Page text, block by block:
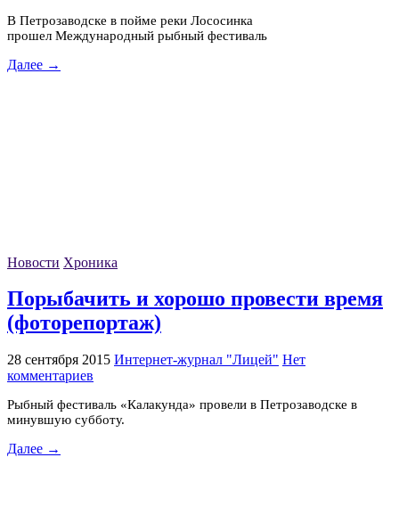
В Петрозаводске в пойме реки Лососинка
прошел Международный рыбный фестиваль
Далее →
Новости Хроника
Порыбачить и хорошо провести время
(фоторепортаж)
28 сентября 2015 Интернет-журнал "Лицей" Нет
комментариев
Рыбный фестиваль «Калакунда» провели в Петрозаводске в
минувшую субботу.
Далее →